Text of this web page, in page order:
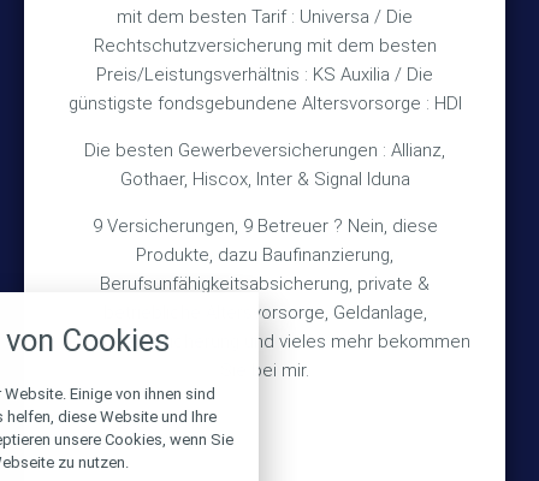
mit dem besten Tarif : Universa / Die
Rechtschutzversicherung mit dem besten
Preis/Leistungsverhältnis : KS Auxilia / Die
günstigste fondsgebundene Altersvorsorge : HDI
Die besten Gewerbeversicherungen : Allianz,
Gothaer, Hiscox, Inter & Signal Iduna
9 Versicherungen, 9 Betreuer ? Nein, diese
Produkte, dazu Baufinanzierung,
Berufsunfähigkeitsabsicherung, private &
betriebliche Altersvorsorge, Geldanlage,
Gebäudeversicherung und vieles mehr bekommen
Sie bei mir.
Impressum
Datenschutz
Erstinformation
Wichtiges
Über mich
Bedarfsermittlung
Schadensmeldung
© 2026 Versicherungsmakler Haberkamp GmbH
Cookies
Einige von ihnen sind
diese Website und Ihre
unsere Cookies, wenn Sie
zu nutzen.
alle verwendeten Cookies und
zu blockieren.
Notwendig